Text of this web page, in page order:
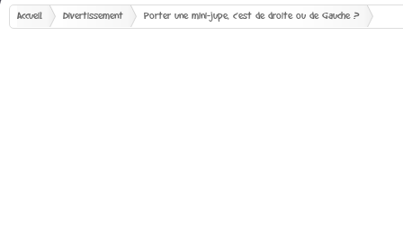
Accueil Divertissement Porter une mini-jupe, c'est de droite ou de Gauche ?